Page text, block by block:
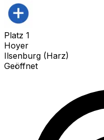
Platz 1
Hoyer
Ilsenburg (Harz)
Geöffnet